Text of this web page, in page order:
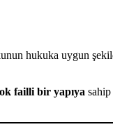
hukuka uygun
failli bir yapıya